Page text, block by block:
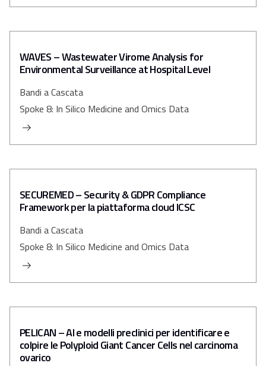
WAVES – Wastewater Virome Analysis for
Environmental Surveillance at Hospital Level
Bandi a Cascata
Spoke 8: In Silico Medicine and Omics Data
SECUREMED – Security & GDPR Compliance
Framework per la piattaforma cloud ICSC
Bandi a Cascata
Spoke 8: In Silico Medicine and Omics Data
PELICAN – AI e modelli preclinici per identificare e
colpire le Polyploid Giant Cancer Cells nel carcinoma
ovarico